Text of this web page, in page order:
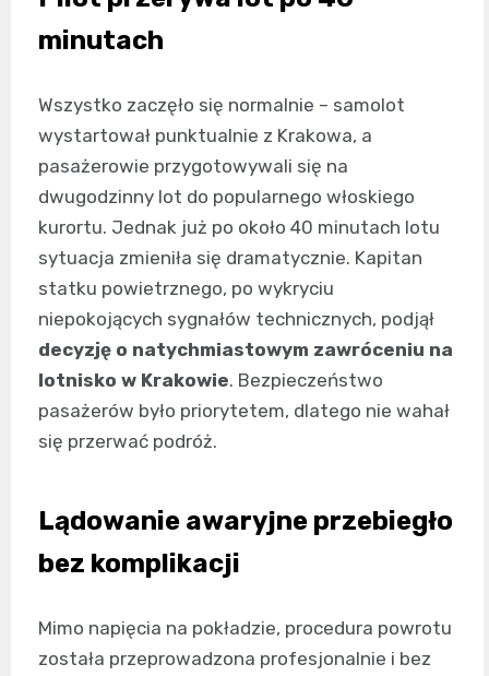
minutach
Wszystko zaczęło się normalnie – samolot
wystartował punktualnie z Krakowa, a
pasażerowie przygotowywali się na
dwugodzinny lot do popularnego włoskiego
kurortu. Jednak już po około 40 minutach lotu
sytuacja zmieniła się dramatycznie. Kapitan
statku powietrznego, po wykryciu
niepokojących sygnałów technicznych, podjął
decyzję o natychmiastowym zawróceniu na
lotnisko w Krakowie. Bezpieczeństwo
pasażerów było priorytetem, dlatego nie wahał
się przerwać podróż.
Lądowanie awaryjne przebiegło
bez komplikacji
Mimo napięcia na pokładzie, procedura powrotu
została przeprowadzona profesjonalnie i bez